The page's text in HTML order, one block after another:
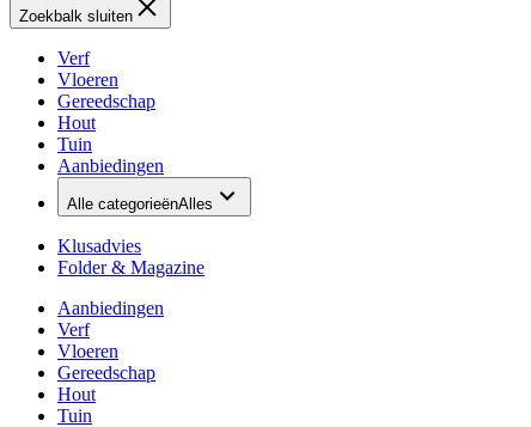
Zoekbalk sluiten
Verf
Vloeren
Gereedschap
Hout
Tuin
Aanbiedingen
Alle categorieënAlles
Klusadvies
Folder & Magazine
Aanbiedingen
Verf
Vloeren
Gereedschap
Hout
Tuin